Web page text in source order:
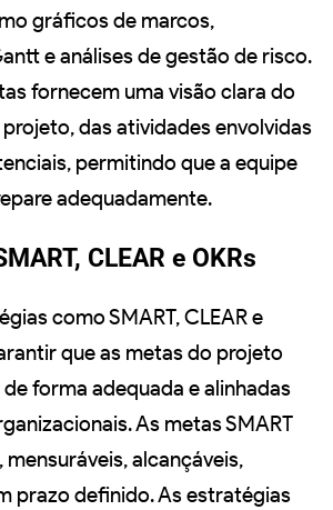
gráficos de marcos,
e análises de gestão de risco.
fornecem uma visão clara do
das atividades envolvidas
permitindo que a equipe
adequadamente.
CLEAR e OKRs
como SMART, CLEAR e
que as metas do projeto
forma adequada e alinhadas
As metas SMART
alcançáveis,
prazo definido. As estratégias